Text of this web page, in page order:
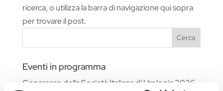
ricerca, o utilizza la barra di navigazione qui sopra
per trovare il post.
Cerca
Eventi in programma
Congresso della Società Italiana di Urologia 2026